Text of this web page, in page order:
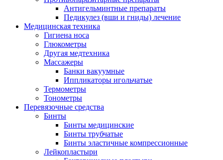
Антигельминтные препараты
Педикулез (вши и гниды) лечение
Медицинская техника
Гигиена носа
Глюкометры
Другая медтехника
Массажеры
Банки вакуумные
Иппликаторы игольчатые
Термометры
Тонометры
Перевязочные средства
Бинты
Бинты медицинские
Бинты трубчатые
Бинты эластичные компрессионные
Лейкопластыри